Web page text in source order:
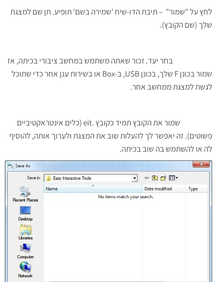
לחץ על "שמור" – תיבת הדו-שיח 'שמירה בשם' תופיע. תן שם למצגת
שלך (שם הקובץ).
בחר יעד. זכור שאתה משתמש במחשב ציבורי בכיתה, אז
שמור בכונן F שלך, בכונן USB, ב-Box או בשירות ענן אחר כדי שתוכל
לגשת למצגת ממחשב אחר.
שמור את הקובץ תמיד כקובץ .eit (כלים אינטראקטיביים
פשוטים). זה יאפשר לך להעלות שוב את המצגת ולערוך אותה, להוסיף
לה או להשתמש בה שוב בכיתה.